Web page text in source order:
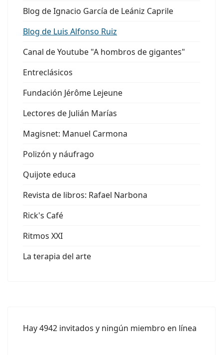
Blog de Ignacio García de Leániz Caprile
Blog de Luis Alfonso Ruiz
Canal de Youtube "A hombros de gigantes"
Entreclásicos
Fundación Jérôme Lejeune
Lectores de Julián Marías
Magisnet: Manuel Carmona
Polizón y náufrago
Quijote educa
Revista de libros: Rafael Narbona
Rick's Café
Ritmos XXI
La terapia del arte
Hay 4942 invitados y ningún miembro en línea